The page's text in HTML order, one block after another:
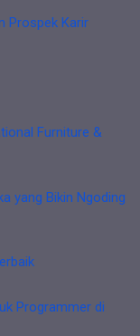
Prospek Karir
Furniture &
yang Bikin Ngoding
Programmer di